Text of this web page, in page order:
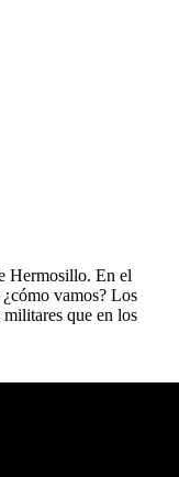
Hermosillo. En el
vamos? Los
que en los